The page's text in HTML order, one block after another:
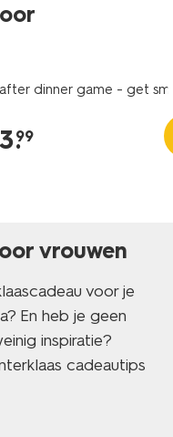
after dinner game - get
3.
99
vrouwen
voor je
En heb je geen
inspiratie?
cadeautips